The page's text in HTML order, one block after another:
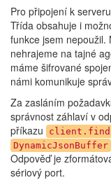
Pro připojení k
Třída obsahuje i
funkce jsem
nehrajeme na tajné
máme šifrované
námi komunikuje
Za zasláním
správnost záhlaví v
příkazu
DynamicJsonBuffer
Odpověď je
sériový port.